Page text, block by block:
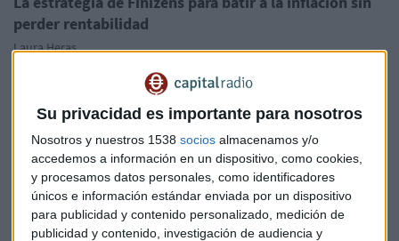
Su privacidad es importante para nosotros
Nosotros y nuestros 1538 socios almacenamos y/o
accedemos a información en un dispositivo, como cookies,
y procesamos datos personales, como identificadores
únicos e información estándar enviada por un dispositivo
para publicidad y contenido personalizado, medición de
publicidad y contenido, investigación de audiencia y
perder rentabilidad
Laura Heras